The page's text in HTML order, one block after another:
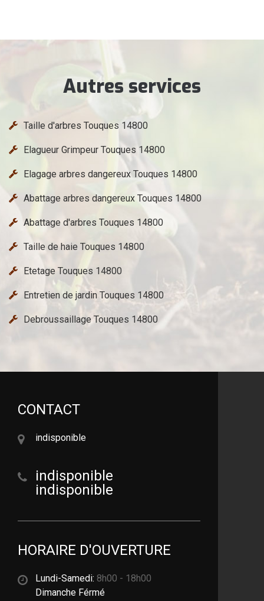
Autres services
Taille d'arbres Touques 14800
Elagueur Grimpeur Touques 14800
Elagage arbres dangereux Touques 14800
Abattage arbres dangereux Touques 14800
Abattage d'arbres Touques 14800
Taille de haie Touques 14800
Etetage Touques 14800
Entretien de jardin Touques 14800
Debroussaillage Touques 14800
CONTACT
indisponible
indisponible
indisponible
HORAIRE D'OUVERTURE
Lundi-Samedi: 8h00 - 18h00
Dimanche Férmé